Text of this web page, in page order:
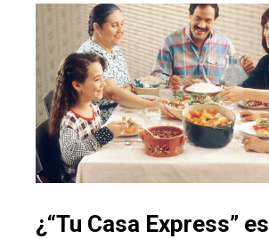
¿“Tu Casa Express” es